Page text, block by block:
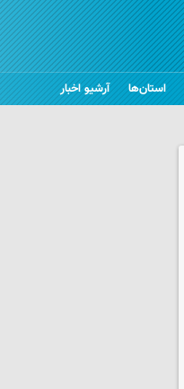
استان‌ها آرشیو اخبار